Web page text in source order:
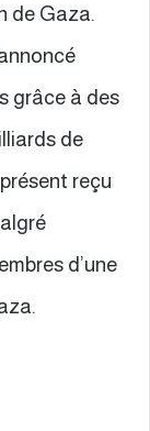
de Gaza.
grâce à des
de
reçu
d’une